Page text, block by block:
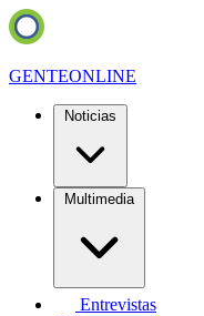
GENTEONLINE
Noticias
Multimedia
Entrevistas